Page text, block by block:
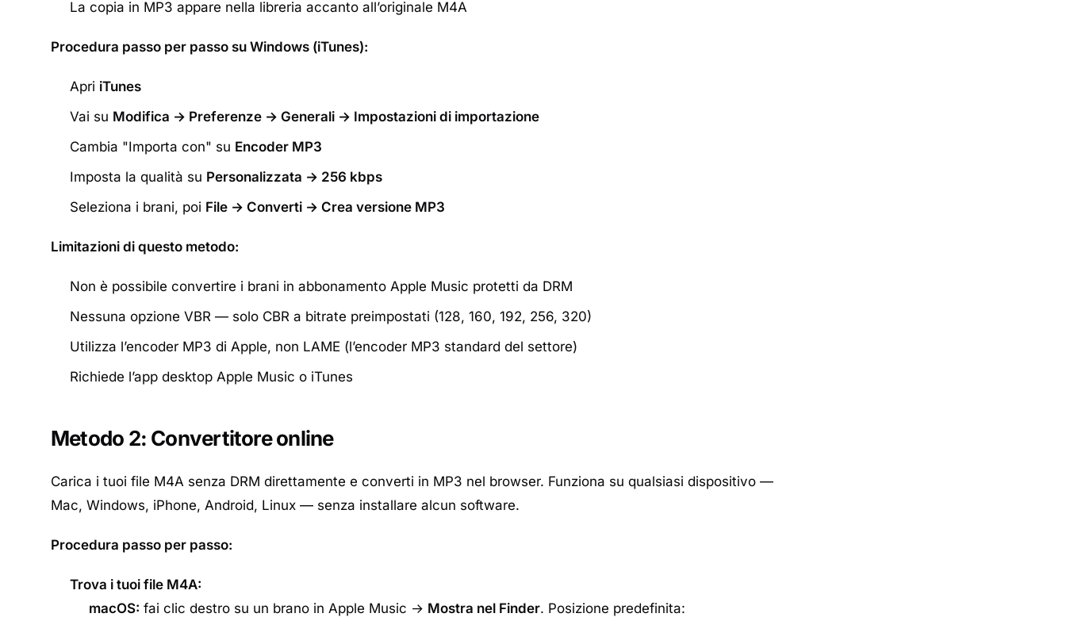
La copia in MP3 appare nella libreria accanto all’originale M4A
Procedura passo per passo su Windows (iTunes):
Apri iTunes
Vai su Modifica → Preferenze → Generali → Impostazioni di importazione
Cambia "Importa con" su Encoder MP3
Imposta la qualità su Personalizzata → 256 kbps
Seleziona i brani, poi File → Converti → Crea versione MP3
Limitazioni di questo metodo:
Non è possibile convertire i brani in abbonamento Apple Music protetti da DRM
Nessuna opzione VBR — solo CBR a bitrate preimpostati (128, 160, 192, 256, 320)
Utilizza l’encoder MP3 di Apple, non LAME (l’encoder MP3 standard del settore)
Richiede l’app desktop Apple Music o iTunes
Metodo 2: Convertitore online
Carica i tuoi file M4A senza DRM direttamente e converti in MP3 nel browser. Funziona su qualsiasi dispositivo —
Mac, Windows, iPhone, Android, Linux — senza installare alcun software.
Procedura passo per passo:
Trova i tuoi file M4A:
macOS: fai clic destro su un brano in Apple Music → Mostra nel Finder. Posizione predefinita: